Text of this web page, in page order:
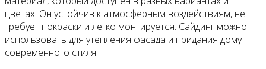
цветах. Он устойчив к атмосферным воздействиям, не
требует покраски и легко монтируется. Сайдинг можно
использовать для утепления фасада и придания дому
современного стиля.